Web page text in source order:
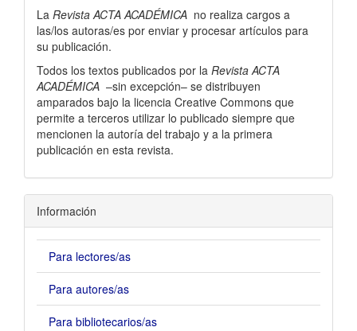
La Revista ACTA ACADÉMICA no realiza cargos a
las/los autoras/es por enviar y procesar artí­culos para
su publicación.
Todos los textos publicados por la Revista ACTA
ACADÉMICA –sin excepción– se distribuyen
amparados bajo la licencia Creative Commons que
permite a terceros utilizar lo publicado siempre que
mencionen la autorí­a del trabajo y a la primera
publicación en esta revista.
Información
Para lectores/as
Para autores/as
Para bibliotecarios/as